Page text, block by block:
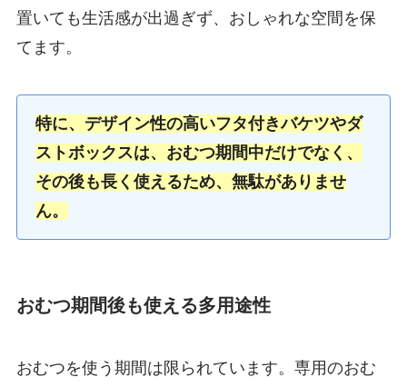
置いても生活感が出過ぎず、おしゃれな空間を保
てます。
特に、デザイン性の高いフタ付きバケツやダ
ストボックスは、おむつ期間中だけでなく、
その後も長く使えるため、無駄がありませ
ん。
おむつ期間後も使える多用途性
おむつを使う期間は限られています。専用のおむ